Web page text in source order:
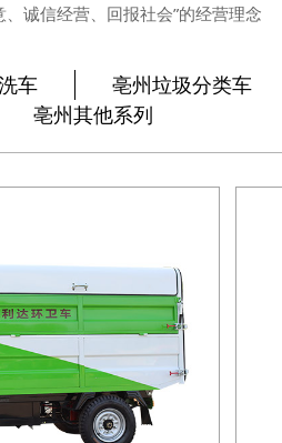
诚信经营、回报社会”的经营理念
车
亳州垃圾分类车
亳州其他系列